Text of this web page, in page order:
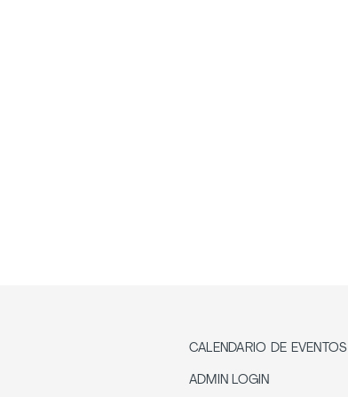
CALENDARIO DE EVENTOS
ADMIN LOGIN